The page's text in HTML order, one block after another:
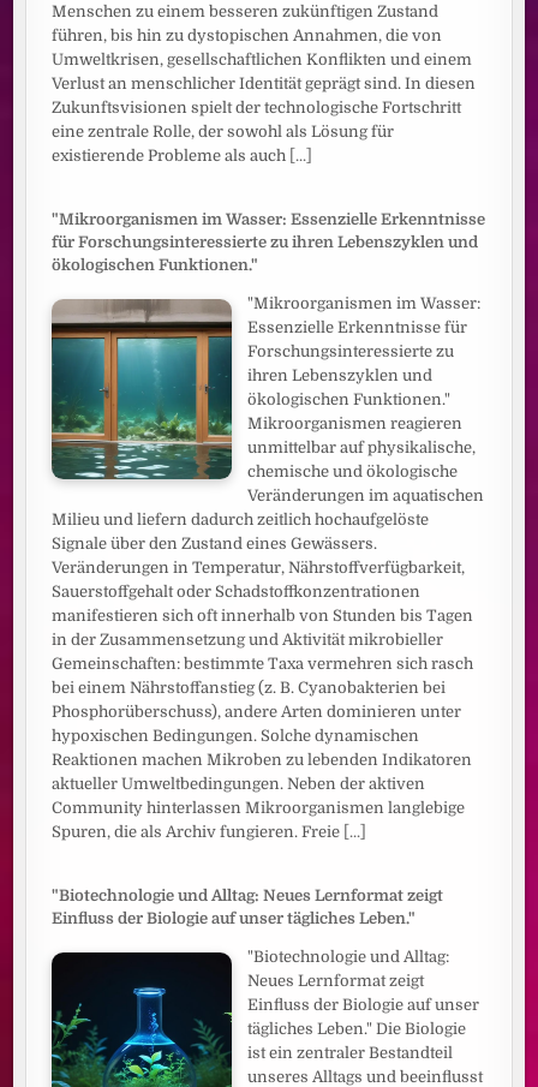
Menschen zu einem besseren zukünftigen Zustand
führen, bis hin zu dystopischen Annahmen, die von
Umweltkrisen, gesellschaftlichen Konflikten und einem
Verlust an menschlicher Identität geprägt sind. In diesen
Zukunftsvisionen spielt der technologische Fortschritt
eine zentrale Rolle, der sowohl als Lösung für
existierende Probleme als auch
[...]
"Mikroorganismen im Wasser: Essenzielle Erkenntnisse
für Forschungsinteressierte zu ihren Lebenszyklen und
ökologischen Funktionen."
"Mikroorganismen im Wasser:
Essenzielle Erkenntnisse für
Forschungsinteressierte zu
ihren Lebenszyklen und
ökologischen Funktionen."
Mikroorganismen reagieren
unmittelbar auf physikalische,
chemische und ökologische
Veränderungen im aquatischen
Milieu und liefern dadurch zeitlich hochaufgelöste
Signale über den Zustand eines Gewässers.
Veränderungen in Temperatur, Nährstoffverfügbarkeit,
Sauerstoffgehalt oder Schadstoffkonzentrationen
manifestieren sich oft innerhalb von Stunden bis Tagen
in der Zusammensetzung und Aktivität mikrobieller
Gemeinschaften: bestimmte Taxa vermehren sich rasch
bei einem Nährstoffanstieg (z. B. Cyanobakterien bei
Phosphorüberschuss), andere Arten dominieren unter
hypoxischen Bedingungen. Solche dynamischen
Reaktionen machen Mikroben zu lebenden Indikatoren
aktueller Umweltbedingungen. Neben der aktiven
Community hinterlassen Mikroorganismen langlebige
Spuren, die als Archiv fungieren. Freie [...]
"Biotechnologie und Alltag: Neues Lernformat zeigt
Einfluss der Biologie auf unser tägliches Leben."
"Biotechnologie und Alltag:
Neues Lernformat zeigt
Einfluss der Biologie auf unser
tägliches Leben." Die Biologie
ist ein zentraler Bestandteil
unseres Alltags und beeinflusst